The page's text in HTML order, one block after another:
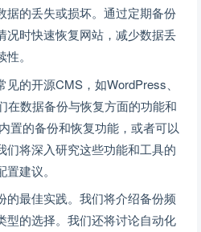
据的丢失或损坏。通过定期备份
况时快速恢复网站，减少数据丢
。
的开源CMS，如WordPress、
在数据备份与恢复方面的功能和
置的备份和恢复功能，或者可以
们将深入研究这些功能和工具的
建议。
的最佳实践。我们将介绍备份频
型的选择。我们还将讨论自动化